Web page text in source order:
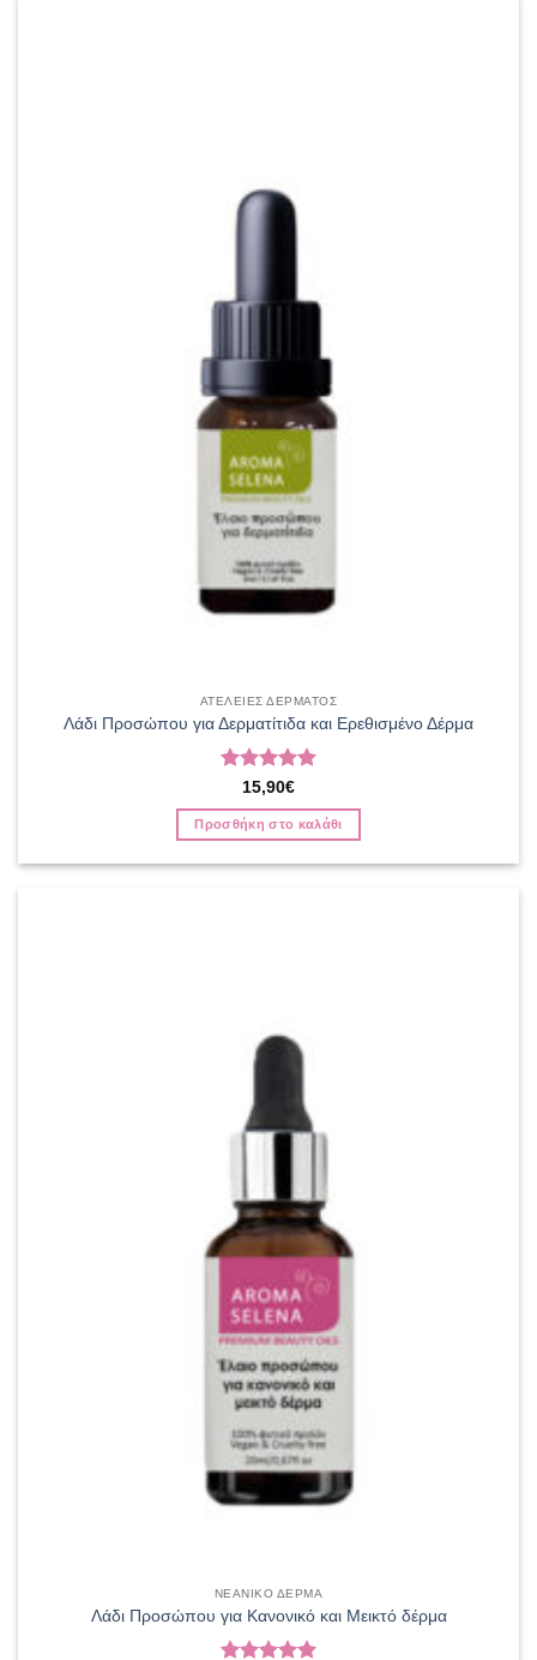
ΑΤΕΛΕΙΕΣ ΔΕΡΜΑΤΟΣ
Λάδι Προσώπου για Δερματίτιδα και Ερεθισμένο Δέρμα
Βαθμολογήθηκε
με5από 5
15,90€
Προσθήκη στο καλάθι
ΝΕΑΝΙΚΟ ΔΕΡΜΑ
Λάδι Προσώπου για Κανονικό και Μεικτό δέρμα